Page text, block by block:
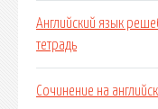
Английский язык
тетрадь
Сочинение на